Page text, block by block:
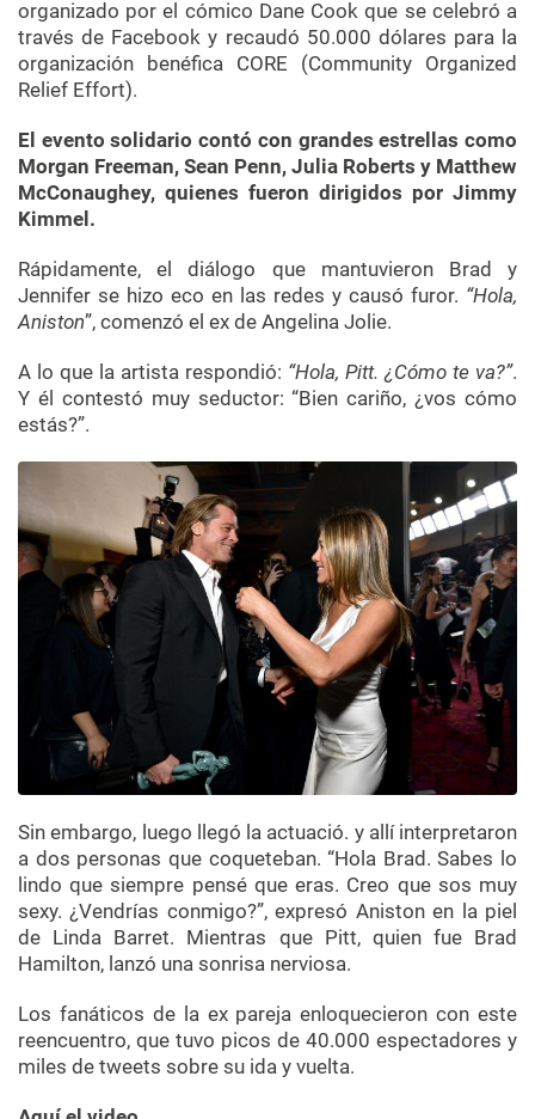
organizado por el cómico Dane Cook que se celebró a
través de Facebook y recaudó 50.000 dólares para la
organización benéfica CORE (Community Organized
Relief Effort).
El evento solidario contó con grandes estrellas como
Morgan Freeman, Sean Penn, Julia Roberts y Matthew
McConaughey, quienes fueron dirigidos por Jimmy
Kimmel.
Rápidamente, el diálogo que mantuvieron Brad y
Jennifer se hizo eco en las redes y causó furor. “Hola,
Aniston”, comenzó el ex de Angelina Jolie.
A lo que la artista respondió: “Hola, Pitt. ¿Cómo te va?”.
Y él contestó muy seductor: “Bien cariño, ¿vos cómo
estás?”.
Sin embargo, luego llegó la actuació. y allí interpretaron
a dos personas que coqueteban. “Hola Brad. Sabes lo
lindo que siempre pensé que eras. Creo que sos muy
sexy. ¿Vendrías conmigo?”, expresó Aniston en la piel
de Linda Barret. Mientras que Pitt, quien fue Brad
Hamilton, lanzó una sonrisa nerviosa.
Los fanáticos de la ex pareja enloquecieron con este
reencuentro, que tuvo picos de 40.000 espectadores y
miles de tweets sobre su ida y vuelta.